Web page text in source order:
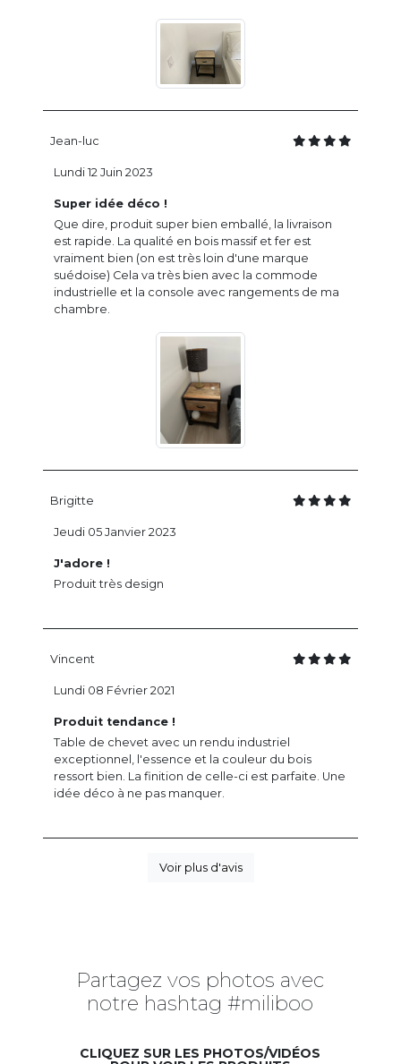
Jean-luc
Super idée déco !
Que dire, produit super bien emballé, la livraison
est rapide. La qualité en bois massif et fer est
vraiment bien (on est très loin d'une marque
suédoise) Cela va très bien avec la commode
industrielle et la console avec rangements de ma
chambre.
Lundi 12 Juin 2023
Brigitte
J'adore !
Produit très design
Jeudi 05 Janvier 2023
Vincent
Produit tendance !
Table de chevet avec un rendu industriel
exceptionnel, l'essence et la couleur du bois
ressort bien. La finition de celle-ci est parfaite. Une
idée déco à ne pas manquer.
Lundi 08 Février 2021
Voir plus d'avis
Partagez vos photos avec
notre hashtag #miliboo
CLIQUEZ SUR LES PHOTOS/VIDÉOS